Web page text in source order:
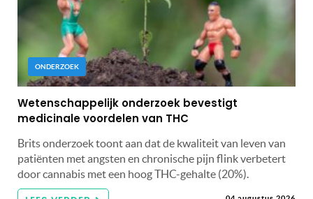
ONDERZOEK
Wetenschappelijk onderzoek bevestigt
medicinale voordelen van THC
Brits onderzoek toont aan dat de kwaliteit van leven van
patiënten met angsten en chronische pijn flink verbetert
door cannabis met een hoog THC-gehalte (20%).